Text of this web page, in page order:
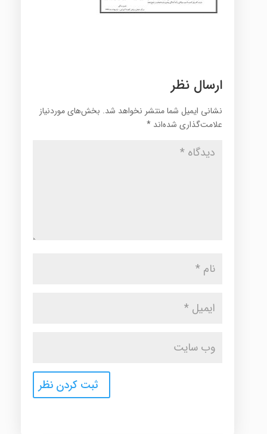
ارسال نظر
نشانی ایمیل شما منتشر نخواهد شد. بخش‌های موردنیاز
علامت‌گذاری شده‌اند *